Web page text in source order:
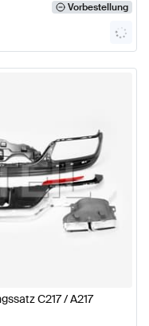
Vorbestellung
C217 / A217